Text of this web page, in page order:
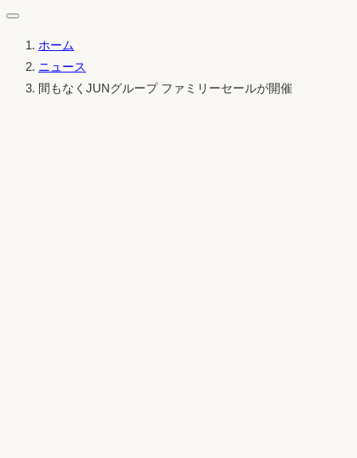
ホーム
ニュース
間もなくJUNグループ ファミリーセールが開催